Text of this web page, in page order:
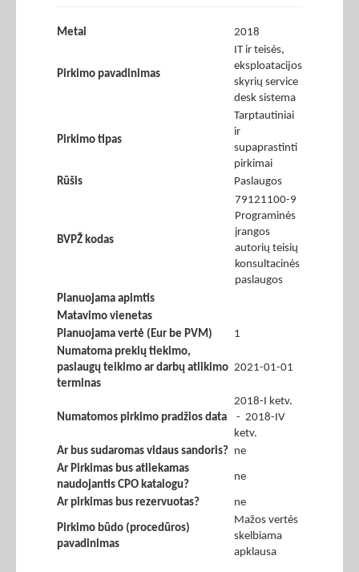
Metai 2018
Pirkimo pavadinimas
IT ir teisės,
eksploatacijos
skyrių service
desk sistema
Pirkimo tipas
Tarptautiniai
ir
supaprastinti
pirkimai
Rūšis
Paslaugos
BVPŽ kodas
79121100-9
Programinės
įrangos
autorių teisių
konsultacinės
paslaugos
Planuojama apimtis
Matavimo vienetas
Planuojama vertė (Eur be PVM)
1
Numatoma prekių tiekimo,
paslaugų teikimo ar darbų atlikimo
terminas
2021-01-01
Numatomos pirkimo pradžios data
2018-I ketv.
- 2018-IV
ketv.
Ar bus sudaromas vidaus sandoris? ne
Ar Pirkimas bus atliekamas
naudojantis CPO katalogu?
ne
Ar pirkimas bus rezervuotas? ne
Pirkimo būdo (procedūros)
pavadinimas
Mažos vertės
skelbiama
apklausa